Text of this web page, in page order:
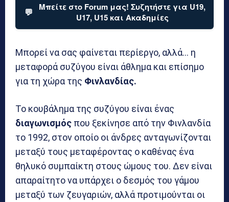
💬
Μπείτε στο Forum μας! Συζητήστε για U19,
U17, U15 και Ακαδημίες
Μπορεί να σας φαίνεται περίεργο, αλλά… η
μεταφορά συζύγου είναι άθλημα και επίσημο
για τη χώρα της Φινλανδίας.
Το κουβάλημα της συζύγου είναι ένας
διαγωνισμός που ξεκίνησε από την Φινλανδία
το 1992, στον οποίο οι άνδρες ανταγωνίζονται
μεταξύ τους μεταφέροντας ο καθένας ένα
θηλυκό συμπαίκτη στους ώμους του. Δεν είναι
απαραίτητο να υπάρχει ο δεσμός του γάμου
μεταξύ των ζευγαριών, αλλά προτιμούνται οι